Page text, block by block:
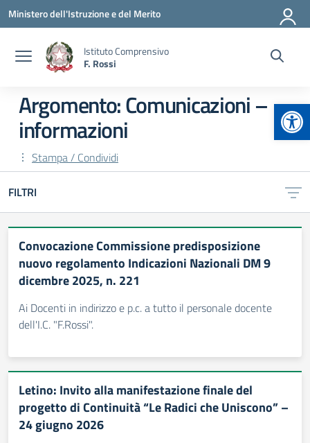
Vai ai contenuti
Vai al menu di navigazione
Vai al footer
Ministero dell'Istruzione e del Merito
Istituto Comprensivo
F. Rossi
Argomento: Comunicazioni –
informazioni
Stampa / Condividi
FILTRI
Convocazione Commissione predisposizione
nuovo regolamento Indicazioni Nazionali DM 9
dicembre 2025, n. 221
Ai Docenti in indirizzo e p.c. a tutto il personale docente
dell'I.C. "F.Rossi".
Letino: Invito alla manifestazione finale del
progetto di Continuità “Le Radici che Uniscono” –
24 giugno 2026